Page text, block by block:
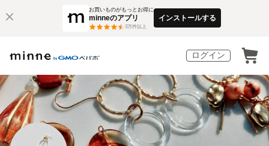
お買いものがもっとお得に
minneのアプリ
3万件以上
インストールする
ログイン